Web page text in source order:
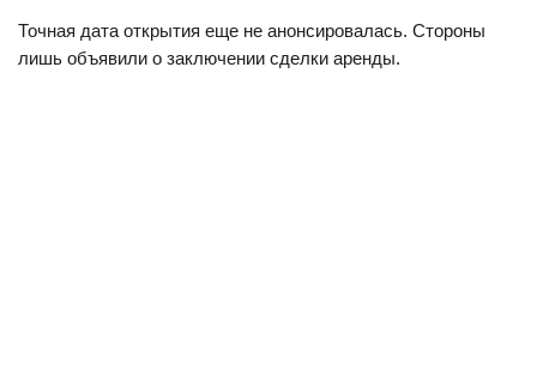
Точная дата открытия еще не анонсировалась. Стороны
лишь объявили о заключении сделки аренды.